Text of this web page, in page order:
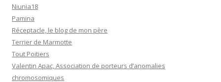
Niunia18
Pamina
Réceptacle, le blog de mon père
Terrier de Marmotte
Tout Poitiers
Valentin Apac, Association de porteurs d’anomalies
chromosomiques